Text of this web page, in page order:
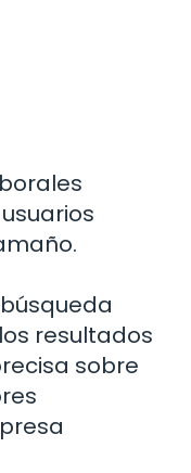
resultados
sobre